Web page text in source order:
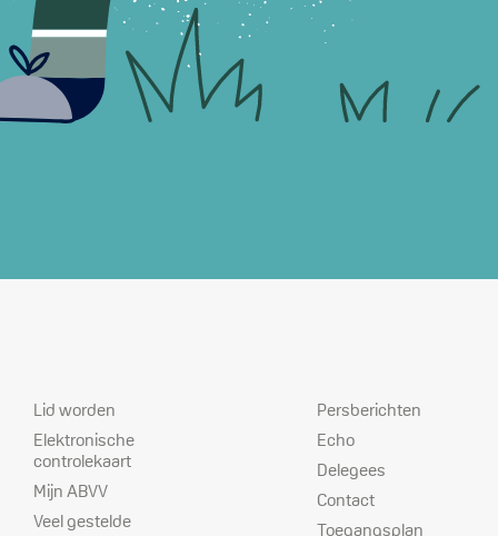
Dienstverlening
Lid worden
Elektronische
controlekaart
Mijn ABVV
Veel gestelde
Prioriteiten
Persberichten
Echo
Delegees
Contact
Toegangsplan